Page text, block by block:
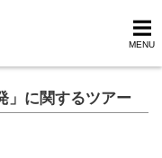
MENU
」に関するツアー